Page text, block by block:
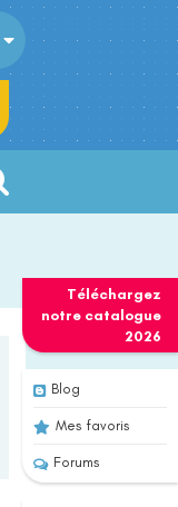
Téléchargez
notre catalogue
2026
Blog
Mes favoris
Forums